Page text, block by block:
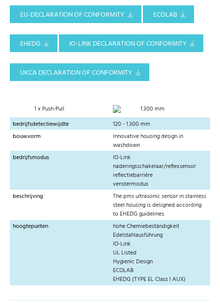
EU-DECLARATION OF CONFORMITY
ECOLAB
EHEDG IO-LINK DECLARATION OF CONFORMITY
UKCA DECLARATION OF CONFORMITY
1 x Push-Pull
1.300 mm
bedrijfsdetectiewijdte
120 - 1.300 mm
bouwvorm
Innovative housing design in
washdown
bedrijfsmodus
IO-Link
naderingsschakelaar/reflexsensor
reflectiebarrière
venstermodus
beschrijving
The pms ultrasonic sensor in stainless
steel housing is designed according
to EHEDG guidelines.
hoogtepunten
hohe Chemiebeständigkeit
Edelstahlausführung
IO-Link
UL Listed
Hygienic Design
ECOLAB
EHEDG (TYPE EL Class I AUX)